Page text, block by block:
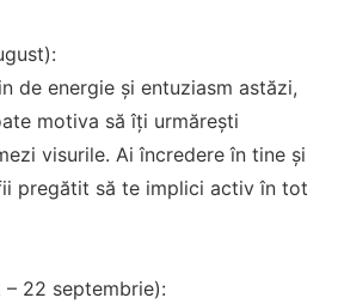
de energie și entuziasm astăzi,
motiva să îți urmărești
visurile. Ai încredere în tine și
pregătit să te implici activ în tot
22 septembrie):